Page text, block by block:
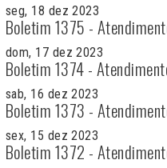
seg, 18 dez 2023
Boletim 1375 -
dom, 17 dez 2023
Boletim 1374 -
sab, 16 dez 2023
Boletim 1373 -
sex, 15 dez 2023
Boletim 1372 -